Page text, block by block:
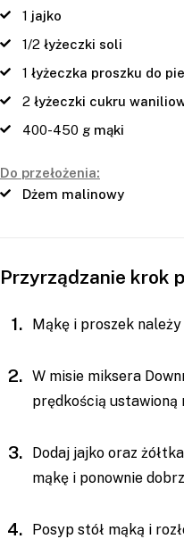
1 jajko
1/2 łyżeczki soli
1 łyżeczka proszku do
2 łyżeczki cukru
400-450 g mąki
Do przełożenia:
Dżem malinowy
Przyrządzanie krok
Mąkę i proszek
W misie miksera
prędkością ustawioną
Dodaj jajko oraz
mąkę i ponownie
Posyp stół mąką i